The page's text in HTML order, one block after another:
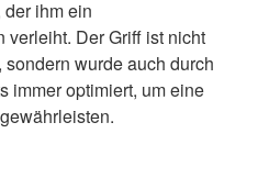
ihm ein
Der Griff ist nicht
wurde auch durch
immer optimiert, um eine